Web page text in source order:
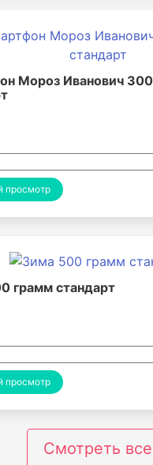
Мороз Иванович
просмотр
грамм стандарт
просмотр
Смотреть все